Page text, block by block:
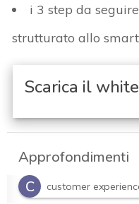
i 3 step da
strutturato allo
Scarica il
Approfondimenti
C
customer